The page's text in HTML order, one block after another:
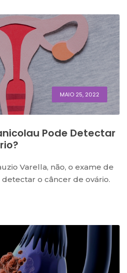
MAIO 25, 2022
Pode Detectar
Varella, não, o exame de
o câncer de ovário.